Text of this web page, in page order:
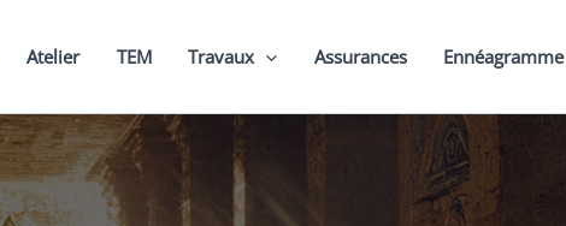
Atelier TEM Travaux Assurances Ennéagramme